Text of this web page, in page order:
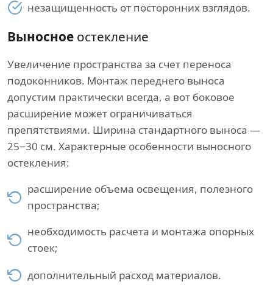
незащищенность от посторонних взглядов.
Выносное остекление
Увеличение пространства за счет переноса
подоконников. Монтаж переднего выноса
допустим практически всегда, а вот боковое
расширение может ограничиваться
препятствиями. Ширина стандартного выноса —
25−30 см. Характерные особенности выносного
остекления:
расширение объема освещения, полезного
пространства;
необходимость расчета и монтажа опорных
стоек;
дополнительный расход материалов.